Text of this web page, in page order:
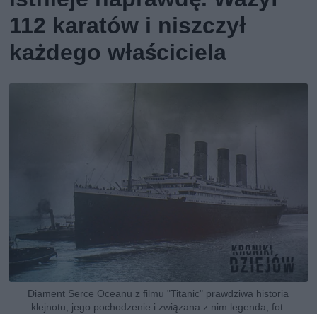
112 karatów i niszczył
każdego właściciela
Diament Serce Oceanu z filmu "Titanic" prawdziwa historia
klejnotu, jego pochodzenie i związana z nim legenda, fot.